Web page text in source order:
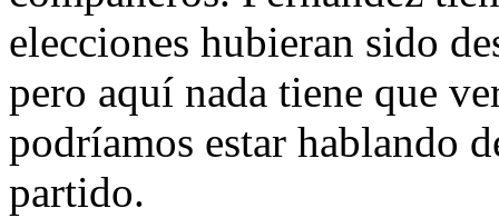
elecciones hubieran sido
pero aquí nada tiene que
podríamos estar hablando
partido.